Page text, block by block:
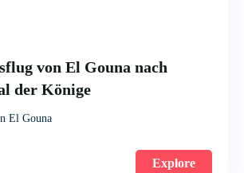
von El Gouna nach
der Könige
El Gouna
Explore